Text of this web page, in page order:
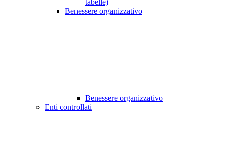
tabelle)
Benessere organizzativo
Benessere organizzativo
Enti controllati